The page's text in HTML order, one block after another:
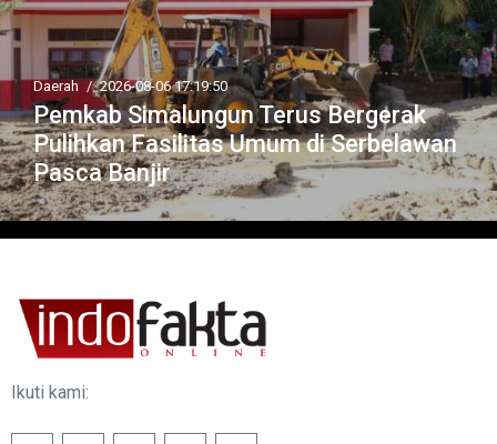
Daerah / 2026-08-06 17:19:50
Pemkab Simalungun Terus Bergerak
Pulihkan Fasilitas Umum di Serbelawan
Pasca Banjir
Ikuti kami: